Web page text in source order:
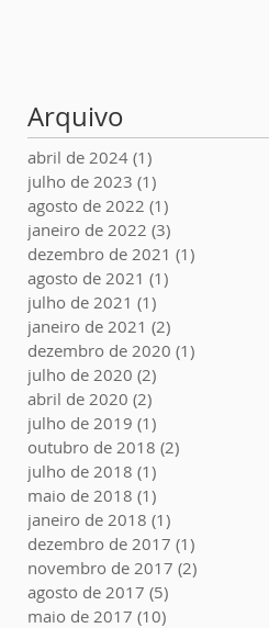
Arquivo
abril de 2024 (1)
julho de 2023 (1)
agosto de 2022 (1)
janeiro de 2022 (3)
dezembro de 2021 (1)
agosto de 2021 (1)
julho de 2021 (1)
janeiro de 2021 (2)
dezembro de 2020 (1)
julho de 2020 (2)
abril de 2020 (2)
julho de 2019 (1)
outubro de 2018 (2)
julho de 2018 (1)
maio de 2018 (1)
janeiro de 2018 (1)
dezembro de 2017 (1)
novembro de 2017 (2)
agosto de 2017 (5)
maio de 2017 (10)